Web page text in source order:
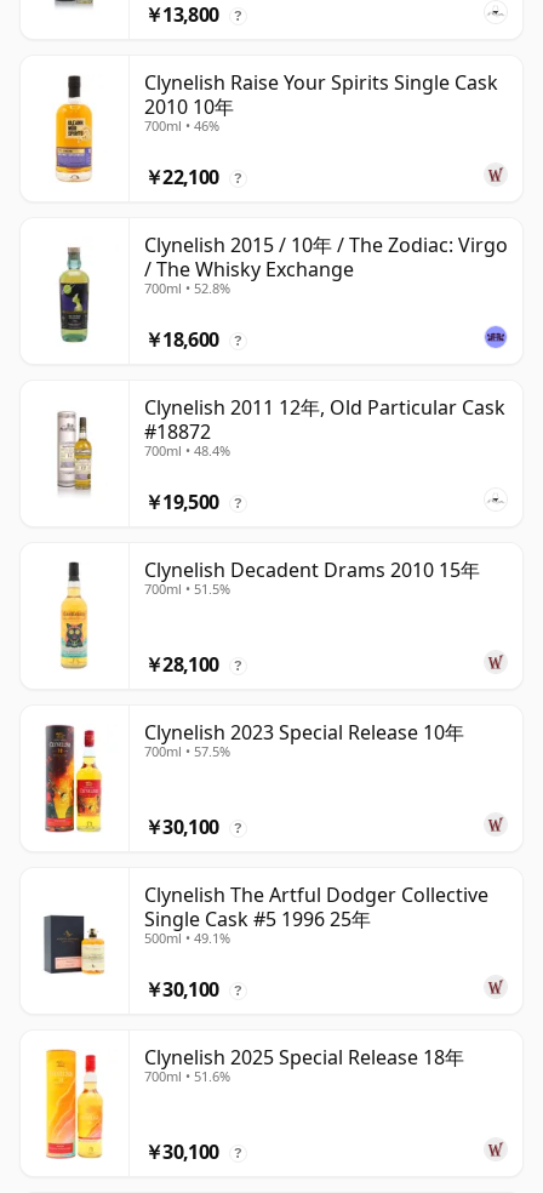
￥13,800 ?
Clynelish Raise Your Spirits Single Cask
2010 10年
700ml • 46%
￥22,100 ?
Clynelish 2015 / 10年 / The Zodiac: Virgo
/ The Whisky Exchange
700ml • 52.8%
￥18,600 ?
Clynelish 2011 12年, Old Particular Cask
#18872
700ml • 48.4%
￥19,500 ?
Clynelish Decadent Drams 2010 15年
700ml • 51.5%
￥28,100 ?
Clynelish 2023 Special Release 10年
700ml • 57.5%
￥30,100 ?
Clynelish The Artful Dodger Collective
Single Cask #5 1996 25年
500ml • 49.1%
￥30,100 ?
Clynelish 2025 Special Release 18年
700ml • 51.6%
￥30,100 ?